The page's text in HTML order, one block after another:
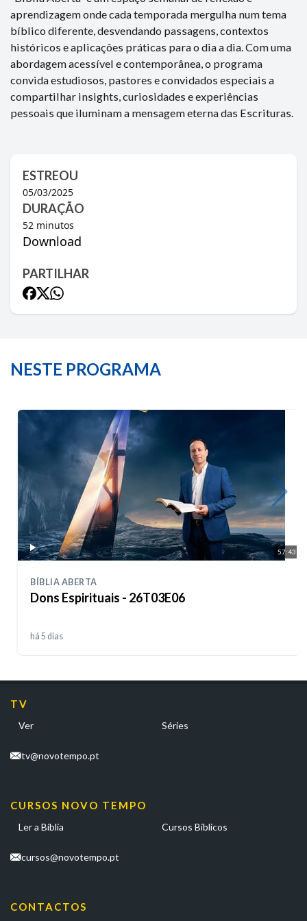
aprendizagem onde cada temporada mergulha num tema
bíblico diferente, desvendando passagens, contextos
históricos e aplicações práticas para o dia a dia. Com uma
abordagem acessível e contemporânea, o programa
convida estudiosos, pastores e convidados especiais a
compartilhar insights, curiosidades e experiências
pessoais que iluminam a mensagem eterna das Escrituras.
ESTREOU
05/03/2025
DURAÇÃO
52 minutos
Download
PARTILHAR
NESTE PROGRAMA
57:43
BÍBLIA ABERTA
Dons Espirituais - 26T03E06
há 5 dias
TV
Ver Séries
tv@novotempo.pt
CURSOS NOVO TEMPO
Ler a Bíblia Cursos Bíblicos
cursos@novotempo.pt
CONTACTOS